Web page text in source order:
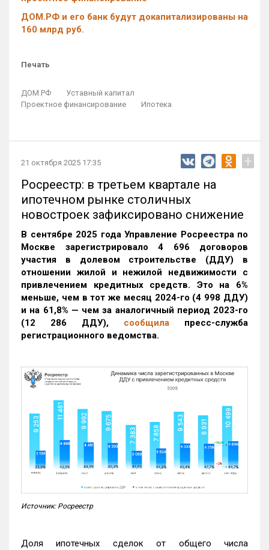
ДОМ.РФ и его банк будут докапитализированы на
160 млрд руб.
Печать
ДОМ.РФ
Уставный капитал
Проектное финансирование
Ипотека
21 октября 2025 17:35 +
Росреестр: в третьем квартале на
ипотечном рынке столичных
новостроек зафиксировано снижение
В сентябре 2025 года Управление Росреестра по
Москве зарегистрировало 4 696 договоров
участия в долевом строительстве (ДДУ) в
отношении жилой и нежилой недвижимости с
привлечением кредитных средств. Это на 6%
меньше, чем в тот же месяц 2024-го (4 998 ДДУ)
и на 61,8% — чем за аналогичный период 2023-го
(12 286 ДДУ), сообщила пресс-служба
регистрационного ведомства.
Источник: Росреестр
Доля ипотечных сделок от общего числа